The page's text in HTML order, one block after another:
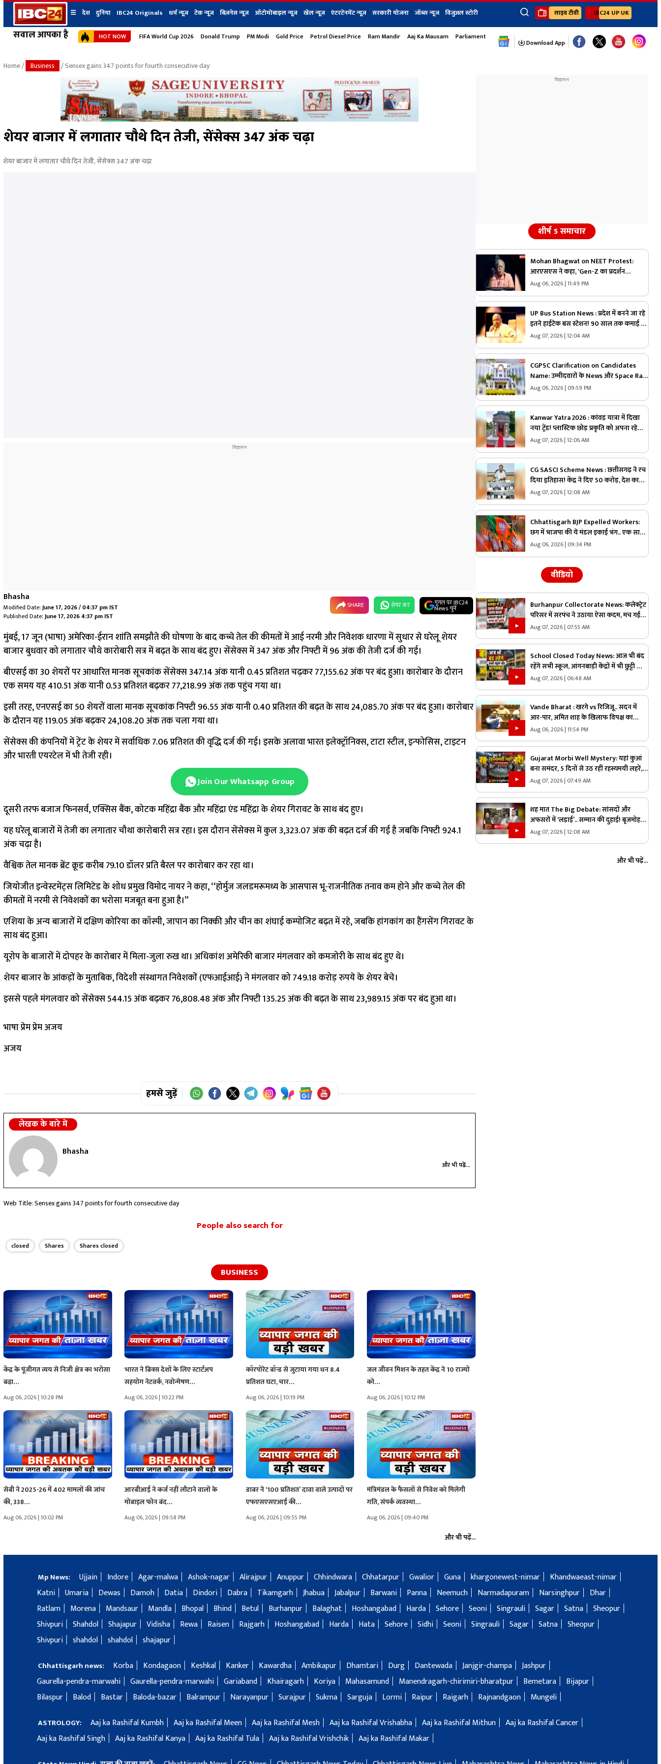
सवाल आपका है
☰ देश दुनिया IBC24 Originals धर्म न्यूज़ टेक न्यूज़ बिज़नेस न्यूज़ ऑटोमोबाइल न्यूज़ खेल न्यूज़ एंटरटेनमेंट न्यूज़ सरकारी योजना जॉब्स न्यूज विजुअल स्टोरी
×
छत्तीसगढ़ न्यूज
उत्तर प्रदेश न्यूज
बिहार न्यूज
उत्तराखंड न्यूज
महाराष्ट्र न्यूज
हिमाचल प्रदेश न्यूज
शहर
भोपाल
जबलपुर
ग्वालियर
रायपुर
दुनिया IBC24 Originals जॉब्स न्यूज Youtube Channels
Ibc24 Jankarwan
लाइव टीवी IBC24 UP UK
HOT NOW FIFA World Cup 2026 Donald Trump PM Modi Gold Price Petrol Diesel Price Ram Mandir Aaj Ka Mausam Parliament Monsoon Session
Download App
Home/ Business / Sensex gains 347 points for fourth consecutive day
शेयर बाजार में लगातार चौथे दिन तेजी, सेंसेक्स 347 अंक चढ़ा
शेयर बाजार में लगातार चौथे दिन तेजी, सेंसेक्स 347 अंक चढ़ा
Bhasha
Modified Date:June 17, 2026 / 04:37 pm IST
Published Date:June 17, 2026 4:37 pm IST
SHARE शेयर कर गूगल पर IBC24
News चुनें
मुंबई, 17 जून (भाषा) अमेरिका-ईरान शांति समझौते की घोषणा के बाद कच्चे तेल की कीमतों में आई नरमी और निवेशक धारणा में सुधार से घरेलू शेयर
बाजार बुधवार को लगातार चौथे कारोबारी सत्र में बढ़त के साथ बंद हुए। सेंसेक्स में 347 अंक और निफ्टी में 96 अंक की तेजी दर्ज की गई।
बीएसई का 30 शेयरों पर आधारित मानक सूचकांक सेंसेक्स 347.14 अंक यानी 0.45 प्रतिशत चढ़कर 77,155.62 अंक पर बंद हुआ। कारोबार के दौरान
एक समय यह 410.51 अंक यानी 0.53 प्रतिशत बढ़कर 77,218.99 अंक तक पहुंच गया था।
इसी तरह, एनएसई का 50 शेयरों वाला मानक सूचकांक निफ्टी 96.55 अंक यानी 0.40 प्रतिशत की बढ़त के साथ 24,085.70 अंक पर बंद हुआ। कारोबार
के दौरान यह 119.05 अंक बढ़कर 24,108.20 अंक तक चला गया था।
सेंसेक्स की कंपनियों में ट्रेंट के शेयर में सर्वाधिक 7.06 प्रतिशत की वृद्धि दर्ज की गई। इसके अलावा भारत इलेक्ट्रॉनिक्स, टाटा स्टील, इन्फोसिस, टाइटन
और भारती एयरटेल में भी तेजी रही।
Join Our Whatsapp Group
दूसरी तरफ बजाज फिनसर्व, एक्सिस बैंक, कोटक महिंद्रा बैंक और महिंद्रा एंड महिंद्रा के शेयर गिरावट के साथ बंद हुए।
यह घरेलू बाजारों में तेजी का लगातार चौथा कारोबारी सत्र रहा। इस दौरान सेंसेक्स में कुल 3,323.07 अंक की बढ़त दर्ज की गई है जबकि निफ्टी 924.1
अंक चढ़ा है।
वैश्विक तेल मानक ब्रेंट क्रूड करीब 79.10 डॉलर प्रति बैरल पर कारोबार कर रहा था।
जियोजीत इन्वेस्टमेंट्स लिमिटेड के शोध प्रमुख विमोद नायर ने कहा, ‘‘होर्मुज जलडमरूमध्य के आसपास भू-राजनीतिक तनाव कम होने और कच्चे तेल की
कीमतों में नरमी से निवेशकों का भरोसा मजबूत बना हुआ है।’’
एशिया के अन्य बाजारों में दक्षिण कोरिया का कॉस्पी, जापान का निक्की और चीन का शंघाई कम्पोजिट बढ़त में रहे, जबकि हांगकांग का हैंगसेंग गिरावट के
साथ बंद हुआ।
यूरोप के बाजारों में दोपहर के कारोबार में मिला-जुला रुख था। अधिकांश अमेरिकी बाजार मंगलवार को कमजोरी के साथ बंद हुए थे।
शेयर बाजार के आंकड़ों के मुताबिक, विदेशी संस्थागत निवेशकों (एफआईआई) ने मंगलवार को 749.18 करोड़ रुपये के शेयर बेचे।
इससे पहले मंगलवार को सेंसेक्स 544.15 अंक बढ़कर 76,808.48 अंक और निफ्टी 135.25 अंक की बढ़त के साथ 23,989.15 अंक पर बंद हुआ था।
भाषा प्रेम प्रेम अजय
अजय
हमसे जुड़ें
लेखक के बारे में
Bhasha
और भी पढ़ें...
Web Title: Sensex gains 347 points for fourth consecutive day
People also search for
closed Shares Shares closed
BUSINESS
केंद्र के पूंजीगत व्यय से निजी क्षेत्र का भरोसा
बढ़ा…
Aug 06, 2026 | 10:28 PM
भारत ने ब्रिक्स देशों के लिए स्टार्टअप
सहयोग नेटवर्क, नवोन्मेषण…
Aug 06, 2026 | 10:22 PM
कॉरपोरेट बॉन्ड से जुटाया गया धन 8.4
प्रतिशत घटा, चार…
Aug 06, 2026 | 10:19 PM
जल जीवन मिशन के तहत केंद्र ने 10 राज्यों
को…
Aug 06, 2026 | 10:12 PM
सेबी ने 2025-26 में 402 मामलों की जांच
की, 338…
Aug 06, 2026 | 10:02 PM
आरबीआई ने कर्ज नहीं लौटाने वालों के
मोबाइल फोन बंद…
Aug 06, 2026 | 09:58 PM
डाबर ने ‘100 प्रतिशत’ दावा वाले उत्पादों पर
एफएसएसएआई की…
Aug 06, 2026 | 09:55 PM
मंत्रिमंडल के फैसलों से निवेश को मिलेगी
गति, संपर्क व्यवस्था…
Aug 06, 2026 | 09:40 PM
और भी पढ़ें...
शीर्ष 5 समाचार
Mohan Bhagwat on NEET Protest:
आरएसएस ने कहा, ‘Gen-Z का प्रदर्शन
देशविरोधी नहीं, ये नई पीढ़ी ज्यादा ईमानदार है’..
कहा
Aug 06, 2026 | 11:49 PM
UP Bus Station News : प्रदेश में बनने जा रहे
इतने हाईटेक बस स्टेशन! 90 साल तक कमाई का
मौका, योगी सरकार ने शुरू की बड़ी योजना
Aug 07, 2026 | 12:04 AM
CGPSC Clarification on Candidates
Name: उम्मीदवारों के News और Space Rani
जैसे नाम.. क्या हुई है कोई गड़बड़ी या नाम है
वास्तविक?.. अब सामने आई CGPSC की सफाई,
पढ़ें
Aug 06, 2026 | 09:59 PM
Kanwar Yatra 2026 : कांवड़ यात्रा में दिखा
नया ट्रेंड! प्लास्टिक छोड़ प्रकृति को अपना रहे
शिवभक्त, हर कांवड़ दे रही बड़ा संदेश
Aug 07, 2026 | 12:06 AM
CG SASCI Scheme News : छत्तीसगढ़ ने रच
दिया इतिहास! केंद्र ने दिए 50 करोड़, देश का
पहला राज्य बना जिसने हासिल की ये बड़ी
Aug 07, 2026 | 12:08 AM
Chhattisgarh BJP Expelled Workers:
छग में भाजपा की ये मंडल इकाई भंग.. एक साथ
इतने कार्यकर्ताओं को कर दिया निष्कासित, अब
Aug 06, 2026 | 09:34 PM
वीडियो
Burhanpur Collectorate News: कलेक्ट्रेट
परिसर में सरपंच ने उठाया ऐसा कदम, मच गई
अफरा-तफरी, दौड़ पड़े अधिकारी और नेता, जानें
क्या है पूरा मामला
Aug 07, 2026 | 07:55 AM
School Closed Today News: आज भी बंद
रहेंगे सभी स्कूल, आंगनबाड़ी केंद्रों में भी छुट्टी का
ऐलान, तत्काल प्रभाव से जिलाधिकारी ने जारी
किया आदेश
Aug 07, 2026 | 06:48 AM
Vande Bharat : खरगे vs रिजिजू.. सदन में
आर-पार, अमित शाह के खिलाफ विपक्ष का
प्रदर्शन, क्या ऐसे ही शोर शराबे में दब जाएंगे
असली मुद्दे?
Aug 06, 2026 | 11:54 PM
Gujarat Morbi Well Mystery: यहां कुआं
बना समंदर, 5 दिनों से उठ रहीं रहस्यमयी लहरें,
वैज्ञानिक भी हैरान, देखें वीडियो
Aug 07, 2026 | 07:49 AM
शह मात The Big Debate: सांसदों और
अफसरों में ‘लड़ाई’.. सम्मान की दुहाई! बृजमोहन
के बाद विजय बघेल ने की शिकायत, जानिए
राज्य का मामला आखिर संसद तक क्यों पहुंचा?
Aug 07, 2026 | 12:08 AM
और भी पढ़ें...
Mp News: Ujjain Indore Agar-malwa Ashok-nagar Alirajpur Anuppur Chhindwara Chhatarpur Gwalior Guna khargonewest-nimar
Khandwaeast-nimar
Katni
Umaria Dewas Damoh Datia Dindori Dabra Tikamgarh Jhabua Jabalpur Barwani Panna Neemuch Narmadapuram Narsinghpur
Dhar
Ratlam
Morena Mandsaur Mandla Bhopal Bhind Betul Burhanpur Balaghat Hoshangabad Harda Sehore Seoni Singrauli Sagar Satna
Sheopur
Shivpuri
Shahdol Shajapur Vidisha Rewa Raisen Rajgarh Hoshangabad Harda Hata Sehore Sidhi Seoni Singrauli Sagar Satna
Sheopur
Shivpuri
shahdol shahdol shajapur
Chhattisgarh news: Korba Kondagaon Keshkal Kanker Kawardha Ambikapur Dhamtari Durg Dantewada Janjgir-champa
Jashpur
Gaurella-pendra-marwahi
Gaurella-pendra-marwahi Gariaband Khairagarh Koriya Mahasamund Manendragarh-chirimiri-bharatpur Bemetara
Bijapur
Bilaspur
Balod Bastar Baloda-bazar Balrampur Narayanpur Surajpur Sukma Sarguja Lormi Raipur Raigarh Rajnandgaon Mungeli
ASTROLOGY: Aaj ka Rashifal Kumbh Aaj ka Rashifal Meen Aaj ka Rashifal Mesh Aaj ka Rashifal Vrishabha Aaj ka Rashifal Mithun
Aaj ka Rashifal Cancer
Aaj ka Rashifal Singh
Aaj ka Rashifal Kanya Aaj ka Rashifal Tula Aaj ka Rashifal Vrishchik Aaj ka Rashifal Makar